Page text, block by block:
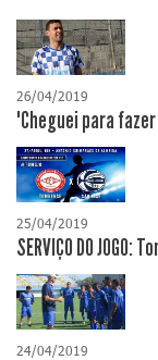
26/04/2019
"Cheguei para
25/04/2019
SERVIÇO DO JOGO:
24/04/2019